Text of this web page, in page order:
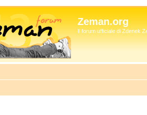
Zeman.org
Il forum ufficiale di Zdenek